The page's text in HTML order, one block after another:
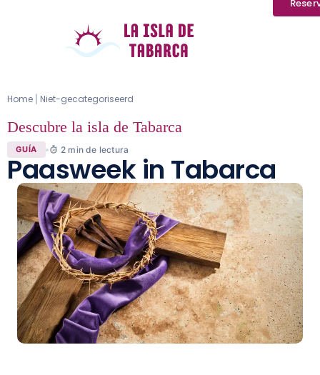
Home Niet-gecategoriseerd
Descubre la isla de Tabarca
GUÍA 2 min de lectura
Paasweek in Tabarca